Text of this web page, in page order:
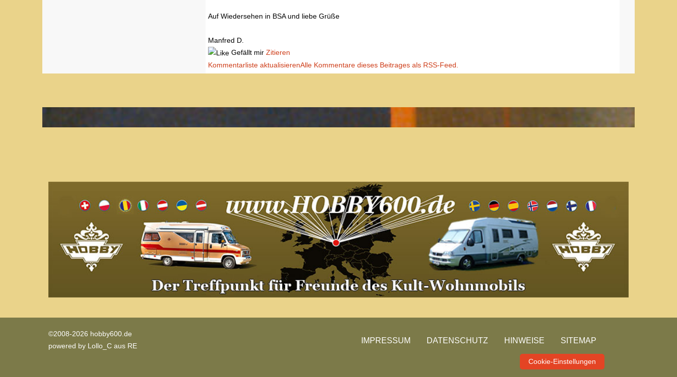
Auf Wiedersehen in BSA und liebe Grüße
Manfred D.
Gefällt mir Zitieren
Kommentarliste aktualisierenAlle Kommentare dieses Beitrages als RSS-Feed.
©2008-2026 hobby600.de
powered by Lollo_C aus RE
IMPRESSUM DATENSCHUTZ HINWEISE SITEMAP
Cookie-Einstellungen